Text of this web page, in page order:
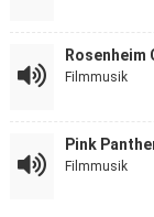
Rosenheim
Filmmusik
Pink
Filmmusik